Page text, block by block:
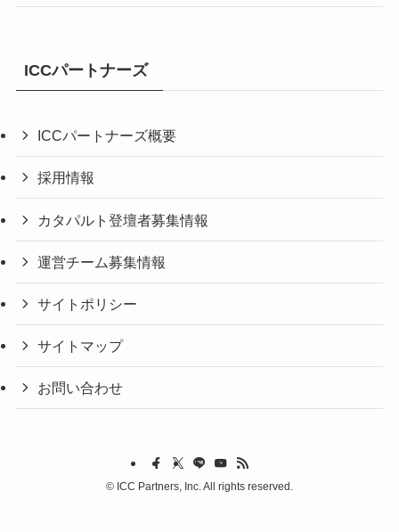
ICCパートナーズ
ICCパートナーズ概要
採用情報
カタパルト登壇者募集情報
運営チーム募集情報
サイトポリシー
サイトマップ
お問い合わせ
© ICC Partners, Inc. All rights reserved.